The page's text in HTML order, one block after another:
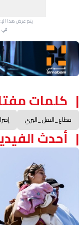
في
Advertisement Section
كلمات
قطاع_النقل_البري
أحدث